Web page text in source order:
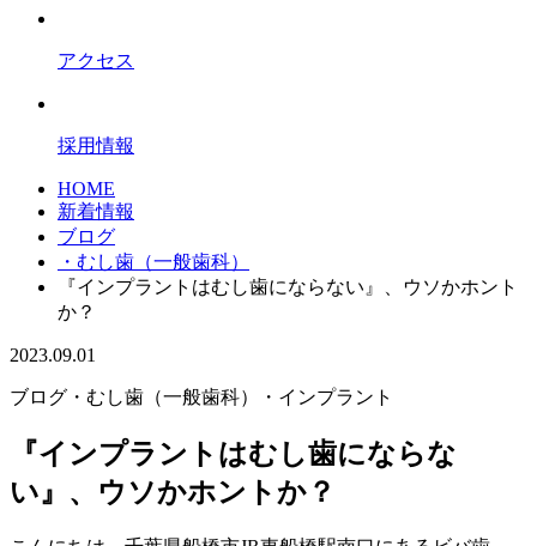
アクセス
採用情報
HOME
新着情報
ブログ
・むし歯（一般歯科）
『インプラントはむし歯にならない』、ウソかホント
か？
2023.09.01
ブログ ・むし歯（一般歯科） ・インプラント
『インプラントはむし歯にならな
い』、ウソかホントか？